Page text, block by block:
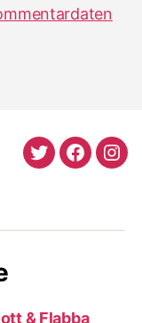
Twitter
& Flabba